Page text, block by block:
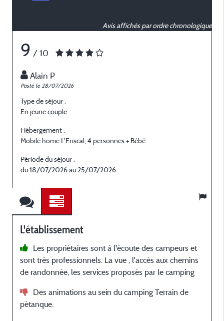
Avis affichés par ordre chronologique
9 / 10
Alain P
Posté le 28/07/2026
Type de séjour :
En jeune couple
Hébergement :
Mobile home L'Eriscal, 4 personnes + Bébé
Période du séjour :
du 18/07/2026 au 25/07/2026
L'établissement
Les propriétaires sont à l'écoute des campeurs et
sont très professionnels. La vue , l'accès aux chemins
de randonnée, les services proposés par le camping
Des animations au sein du camping Terrain de
pétanque.